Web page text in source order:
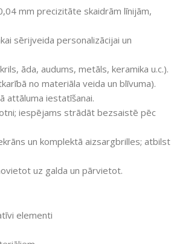
mm precizitāte skaidrām līnijām,
sērijveida personalizācijai un
āda, audums, metāls, keramika u.c.).
no materiāla veida un blīvuma).
attāluma iestatīšanai.
iespējams strādāt bezsaistē pēc
un komplektā aizsargbrilles; atbilst
uz galda un pārvietot.
elementi